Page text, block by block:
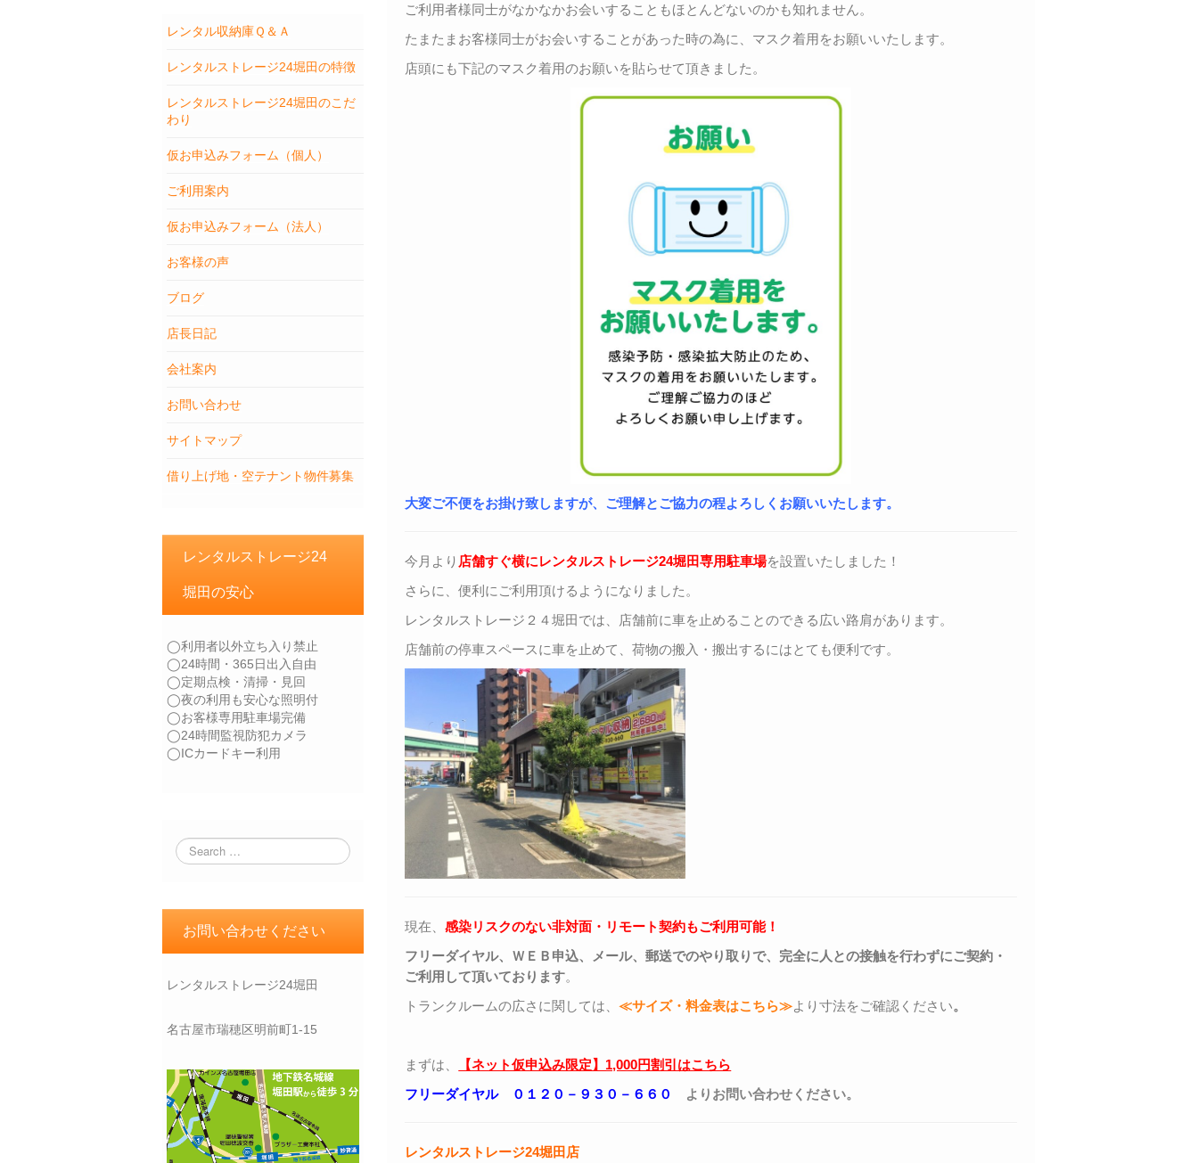
レンタル収納庫Ｑ＆Ａ
レンタルストレージ24堀田の特徴
レンタルストレージ24堀田のこだ
わり
仮お申込みフォーム（個人）
ご利用案内
仮お申込みフォーム（法人）
お客様の声
ブログ
店長日記
会社案内
お問い合わせ
サイトマップ
借り上げ地・空テナント物件募集
レンタルストレージ24
堀田の安心
◯利用者以外立ち入り禁止
◯24時間・365日出入自由
◯定期点検・清掃・見回
◯夜の利用も安心な照明付
◯お客様専用駐車場完備
◯24時間監視防犯カメラ
◯ICカードキー利用
お問い合わせください
レンタルストレージ24堀田
名古屋市瑞穂区明前町1-15
ご利用者様同士がなかなかお会いすることもほとんどないのかも知れません。
たまたまお客様同士がお会いすることがあった時の為に、マスク着用をお願いいたします。
店頭にも下記のマスク着用のお願いを貼らせて頂きました。
大変ご不便をお掛け致しますが、ご理解とご協力の程よろしくお願いいたします。
今月より 店舗すぐ横にレンタルストレージ24堀田専用駐車場を設置いたしました！
さらに、便利にご利用頂けるようになりました。
レンタルストレージ２４堀田では、店舗前に車を止めることのできる広い路肩があります。
店舗前の停車スペースに車を止めて、荷物の搬入・搬出するにはとても便利です。
現在、感染リスクのない非対面・リモート契約もご利用可能！
フリーダイヤル、ＷＥＢ申込、メール、郵送でのやり取りで、完全に人との接触を行わずにご契約・
ご利用して頂いております。
トランクルームの広さに関しては、≪サイズ・料金表はこちら≫より寸法をご確認ください。
まずは、
【ネット仮申込み限定】1,000円割引はこちら
フリーダイヤル ０１２０－９３０－６６０
よりお問い合わせください。
レンタルストレージ24堀田店